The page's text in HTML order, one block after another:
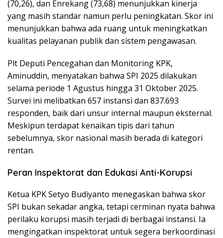
(70,26), dan Enrekang (73,68) menunjukkan kinerja
yang masih standar namun perlu peningkatan. Skor ini
menunjukkan bahwa ada ruang untuk meningkatkan
kualitas pelayanan publik dan sistem pengawasan.
Plt Deputi Pencegahan dan Monitoring KPK,
Aminuddin, menyatakan bahwa SPI 2025 dilakukan
selama periode 1 Agustus hingga 31 Oktober 2025.
Survei ini melibatkan 657 instansi dan 837.693
responden, baik dari unsur internal maupun eksternal.
Meskipun terdapat kenaikan tipis dari tahun
sebelumnya, skor nasional masih berada di kategori
rentan.
Peran Inspektorat dan Edukasi Anti-Korupsi
Ketua KPK Setyo Budiyanto menegaskan bahwa skor
SPI bukan sekadar angka, tetapi cerminan nyata bahwa
perilaku korupsi masih terjadi di berbagai instansi. Ia
mengingatkan inspektorat untuk segera berkoordinasi